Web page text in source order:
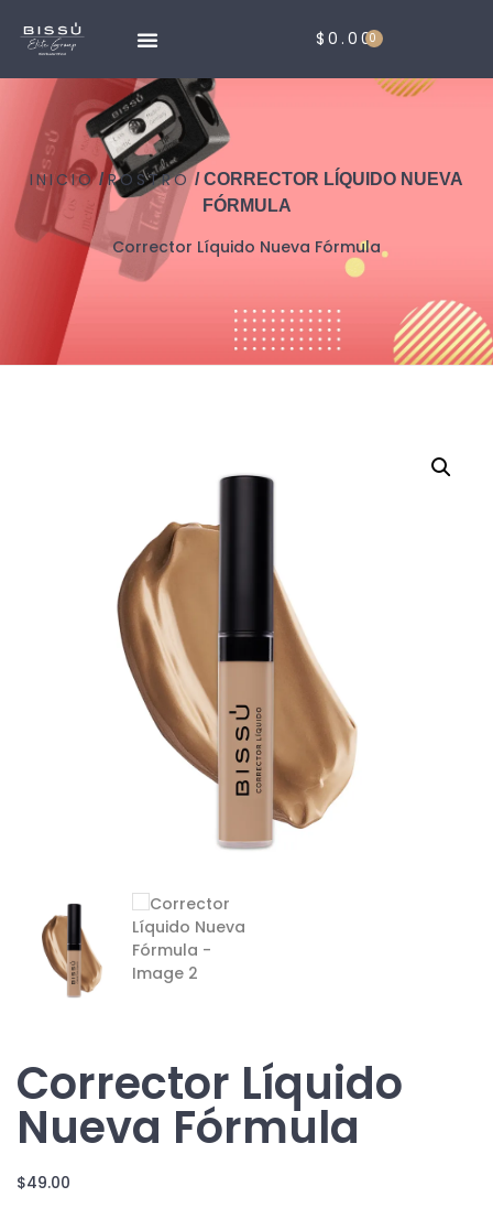
$0.000
INICIO/ROSTRO / CORRECTOR LÍQUIDO NUEVA
FÓRMULA
Corrector Líquido Nueva Fórmula
Corrector Líquido
Nueva Fórmula
$49.00